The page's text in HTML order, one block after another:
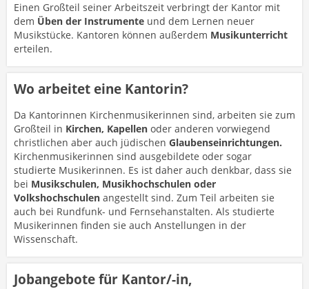
Einen Großteil seiner Arbeitszeit verbringt der Kantor mit
dem Üben der Instrumente und dem Lernen neuer
Musikstücke. Kantoren können außerdem Musikunterricht
erteilen.
Wo arbeitet eine Kantorin?
Da Kantorinnen Kirchenmusikerinnen sind, arbeiten sie zum
Großteil in Kirchen, Kapellen oder anderen vorwiegend
christlichen aber auch jüdischen Glaubenseinrichtungen.
Kirchenmusikerinnen sind ausgebildete oder sogar
studierte Musikerinnen. Es ist daher auch denkbar, dass sie
bei Musikschulen, Musikhochschulen oder
Volkshochschulen angestellt sind. Zum Teil arbeiten sie
auch bei Rundfunk- und Fernsehanstalten. Als studierte
Musikerinnen finden sie auch Anstellungen in der
Wissenschaft.
Jobangebote für Kantor/-in,